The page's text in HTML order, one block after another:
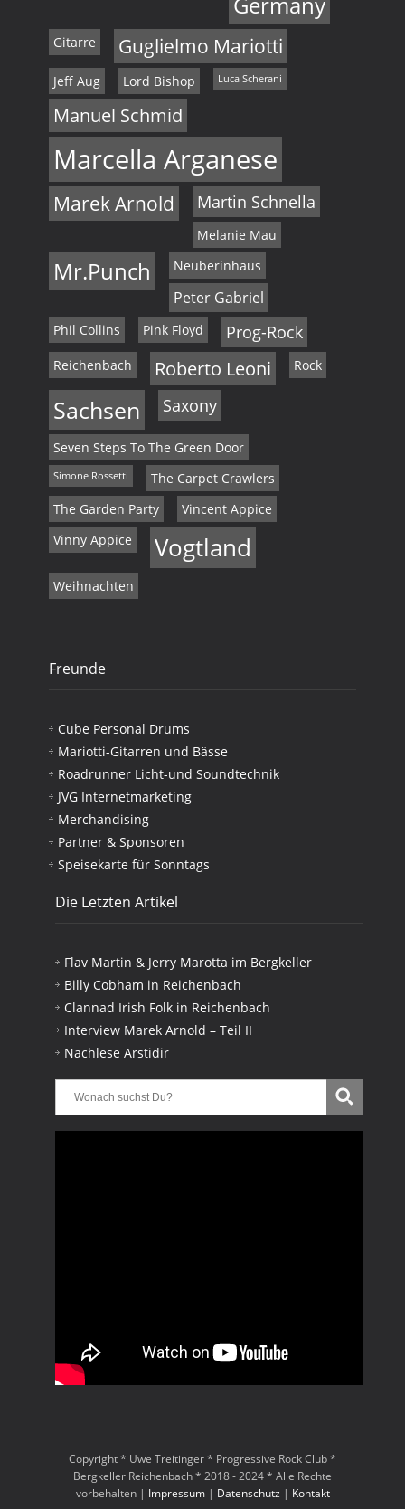
Gitarre Guglielmo Mariotti
Jeff Aug Lord Bishop Luca Scherani
Manuel Schmid
Marcella Arganese
Marek Arnold Martin Schnella
Melanie Mau
Mr.Punch Neuberinhaus
Peter Gabriel
Phil Collins Pink Floyd Prog-Rock
Reichenbach Roberto Leoni Rock
Sachsen Saxony
Seven Steps To The Green Door
Simone Rossetti
The Carpet Crawlers
The Garden Party
Vincent Appice
Vinny Appice
Vogtland
Weihnachten
Freunde
Cube Personal Drums
Mariotti-Gitarren und Bässe
Roadrunner Licht-und Soundtechnik
JVG Internetmarketing
Merchandising
Partner & Sponsoren
Speisekarte für Sonntags
Die Letzten Artikel
Flav Martin & Jerry Marotta im Bergkeller
Billy Cobham in Reichenbach
Clannad Irish Folk in Reichenbach
Interview Marek Arnold – Teil II
Nachlese Arstidir
Copyright * Uwe Treitinger * Progressive Rock Club *
Bergkeller Reichenbach * 2018 - 2024 * Alle Rechte
vorbehalten | Impressum| Datenschutz | Kontakt